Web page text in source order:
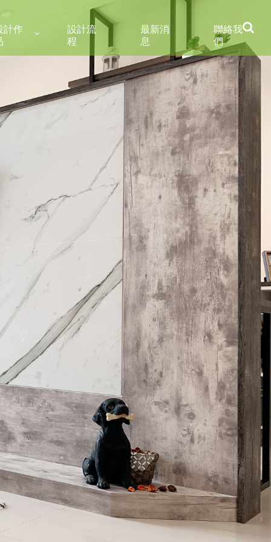
計作
設計流
程
最新消
息
聯絡我
們